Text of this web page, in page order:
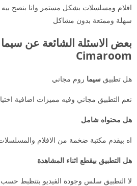
افلام ومسلسلات بشكل مستمر وانا بنصح
سهلة وممتعة بدون مشاكل
Cimaroom
هل تطبيق سيما روم مجاني
نعم التطبيق مجاني وفيه مميزات اضافية
هل محتواه شامل
اه بيقدم مكتبة ضخمة من الافلام
هل التطبيق بيقطع اثناء المشاهدة
لا التطبيق سلس وجودة الفيديو بتتظبط